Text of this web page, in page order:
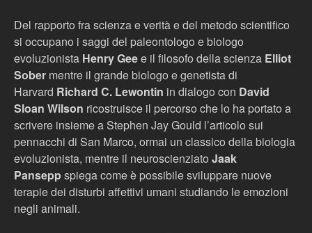
Del rapporto fra scienza e verità e del metodo scientifico
si occupano i saggi del paleontologo e biologo
evoluzionista Henry Geee il filosofo della scienza Elliot
Sober mentre il grande biologo e genetista di
Harvard Richard C. Lewontin in dialogo con David
Sloan Wilson ricostruisce il percorso che lo ha portato a
scrivere insieme a Stephen Jay Gould l’articolo sui
pennacchi di San Marco, ormai un classico della biologia
evoluzionista, mentre il neuroscienziato Jaak
Panseppspiega come è possibile sviluppare nuove
terapie dei disturbi affettivi umani studiando le emozioni
negli animali.